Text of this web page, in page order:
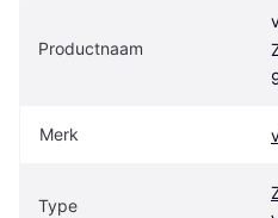
Productnaam
Merk
Type